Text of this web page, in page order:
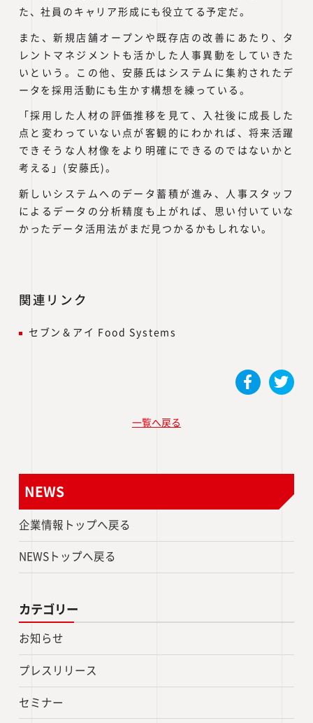
た、社員のキャリア形成にも役立てる予定だ。
また、新規店舗オープンや既存店の改善にあたり、タ
レントマネジメントも活かした人事異動をしていきた
いという。この他、安藤氏はシステムに集約されたデ
ータを採用活動にも生かす構想を練っている。
「採用した人材の評価推移を見て、入社後に成長した
点と変わっていない点が客観的にわかれば、将来活躍
できそうな人材像をより明確にできるのではないかと
考える」(安藤氏)。
新しいシステムへのデータ蓄積が進み、人事スタッフ
によるデータの分析精度も上がれば、思い付いていな
かったデータ活用法がまだ見つかるかもしれない。
関連リンク
セブン＆アイ Food Systems
一覧へ戻る
NEWS
企業情報トップへ戻る
NEWSトップへ戻る
カテゴリー
お知らせ
プレスリリース
セミナー